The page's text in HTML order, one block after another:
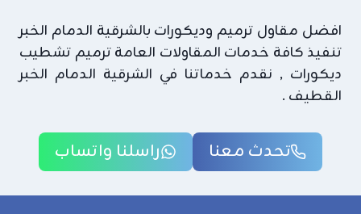
افضل مقاول ترميم وديكورات بالشرقية الدمام الخبر
تنفيذ كافة خدمات المقاولات العامة ترميم تشطيب
ديكورات , نقدم خدماتنا في الشرقية الدمام الخبر
القطيف .
تحدث معنا راسلنا واتساب